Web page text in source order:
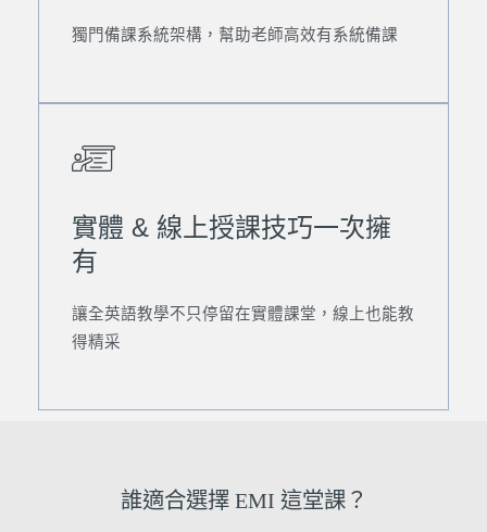
獨門備課系統架構，幫助老師高效有系統備課
實體 & 線上授課技巧一次擁
有
讓全英語教學不只停留在實體課堂，線上也能教
得精采
誰適合選擇 EMI 這堂課？